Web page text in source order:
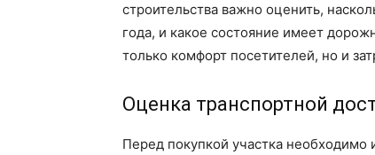
строительства важно оценить,
года, и какое состояние имеет
только комфорт посетителей, но и
Оценка транспортной
Перед покупкой участка необходимо